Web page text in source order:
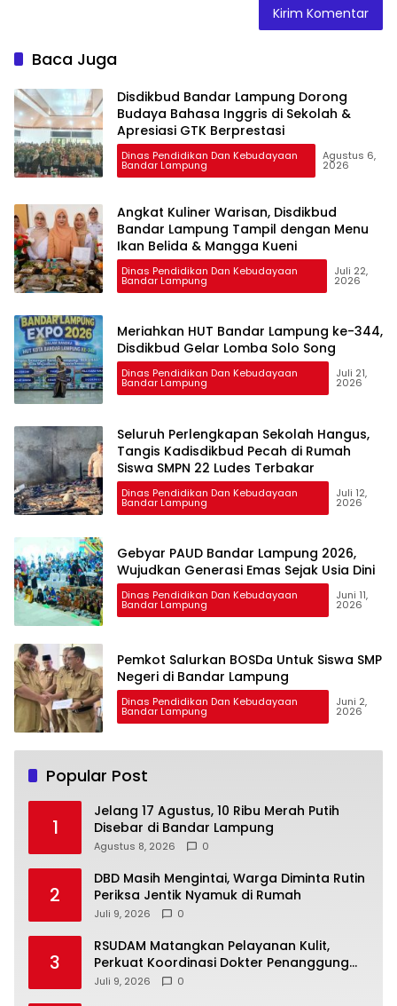
Baca Juga
Disdikbud Bandar Lampung Dorong
Budaya Bahasa Inggris di Sekolah &
Apresiasi GTK Berprestasi
Dinas Pendidikan Dan Kebudayaan
Bandar Lampung
Agustus 6,
2026
Angkat Kuliner Warisan, Disdikbud
Bandar Lampung Tampil dengan Menu
Ikan Belida & Mangga Kueni
Dinas Pendidikan Dan Kebudayaan
Bandar Lampung
Juli 22,
2026
Meriahkan HUT Bandar Lampung ke-344,
Disdikbud Gelar Lomba Solo Song
Dinas Pendidikan Dan Kebudayaan
Bandar Lampung
Juli 21,
2026
Seluruh Perlengkapan Sekolah Hangus,
Tangis Kadisdikbud Pecah di Rumah
Siswa SMPN 22 Ludes Terbakar
Dinas Pendidikan Dan Kebudayaan
Bandar Lampung
Juli 12,
2026
Gebyar PAUD Bandar Lampung 2026,
Wujudkan Generasi Emas Sejak Usia Dini
Dinas Pendidikan Dan Kebudayaan
Bandar Lampung
Juni 11,
2026
Pemkot Salurkan BOSDa Untuk Siswa SMP
Negeri di Bandar Lampung
Dinas Pendidikan Dan Kebudayaan
Bandar Lampung
Juni 2,
2026
Popular Post
1
Jelang 17 Agustus, 10 Ribu Merah Putih
Disebar di Bandar Lampung
Agustus 8, 2026 0
2
DBD Masih Mengintai, Warga Diminta Rutin
Periksa Jentik Nyamuk di Rumah
Juli 9, 2026 0
3
RSUDAM Matangkan Pelayanan Kulit,
Perkuat Koordinasi Dokter Penanggung
Jawab Pasien
Juli 9, 2026 0